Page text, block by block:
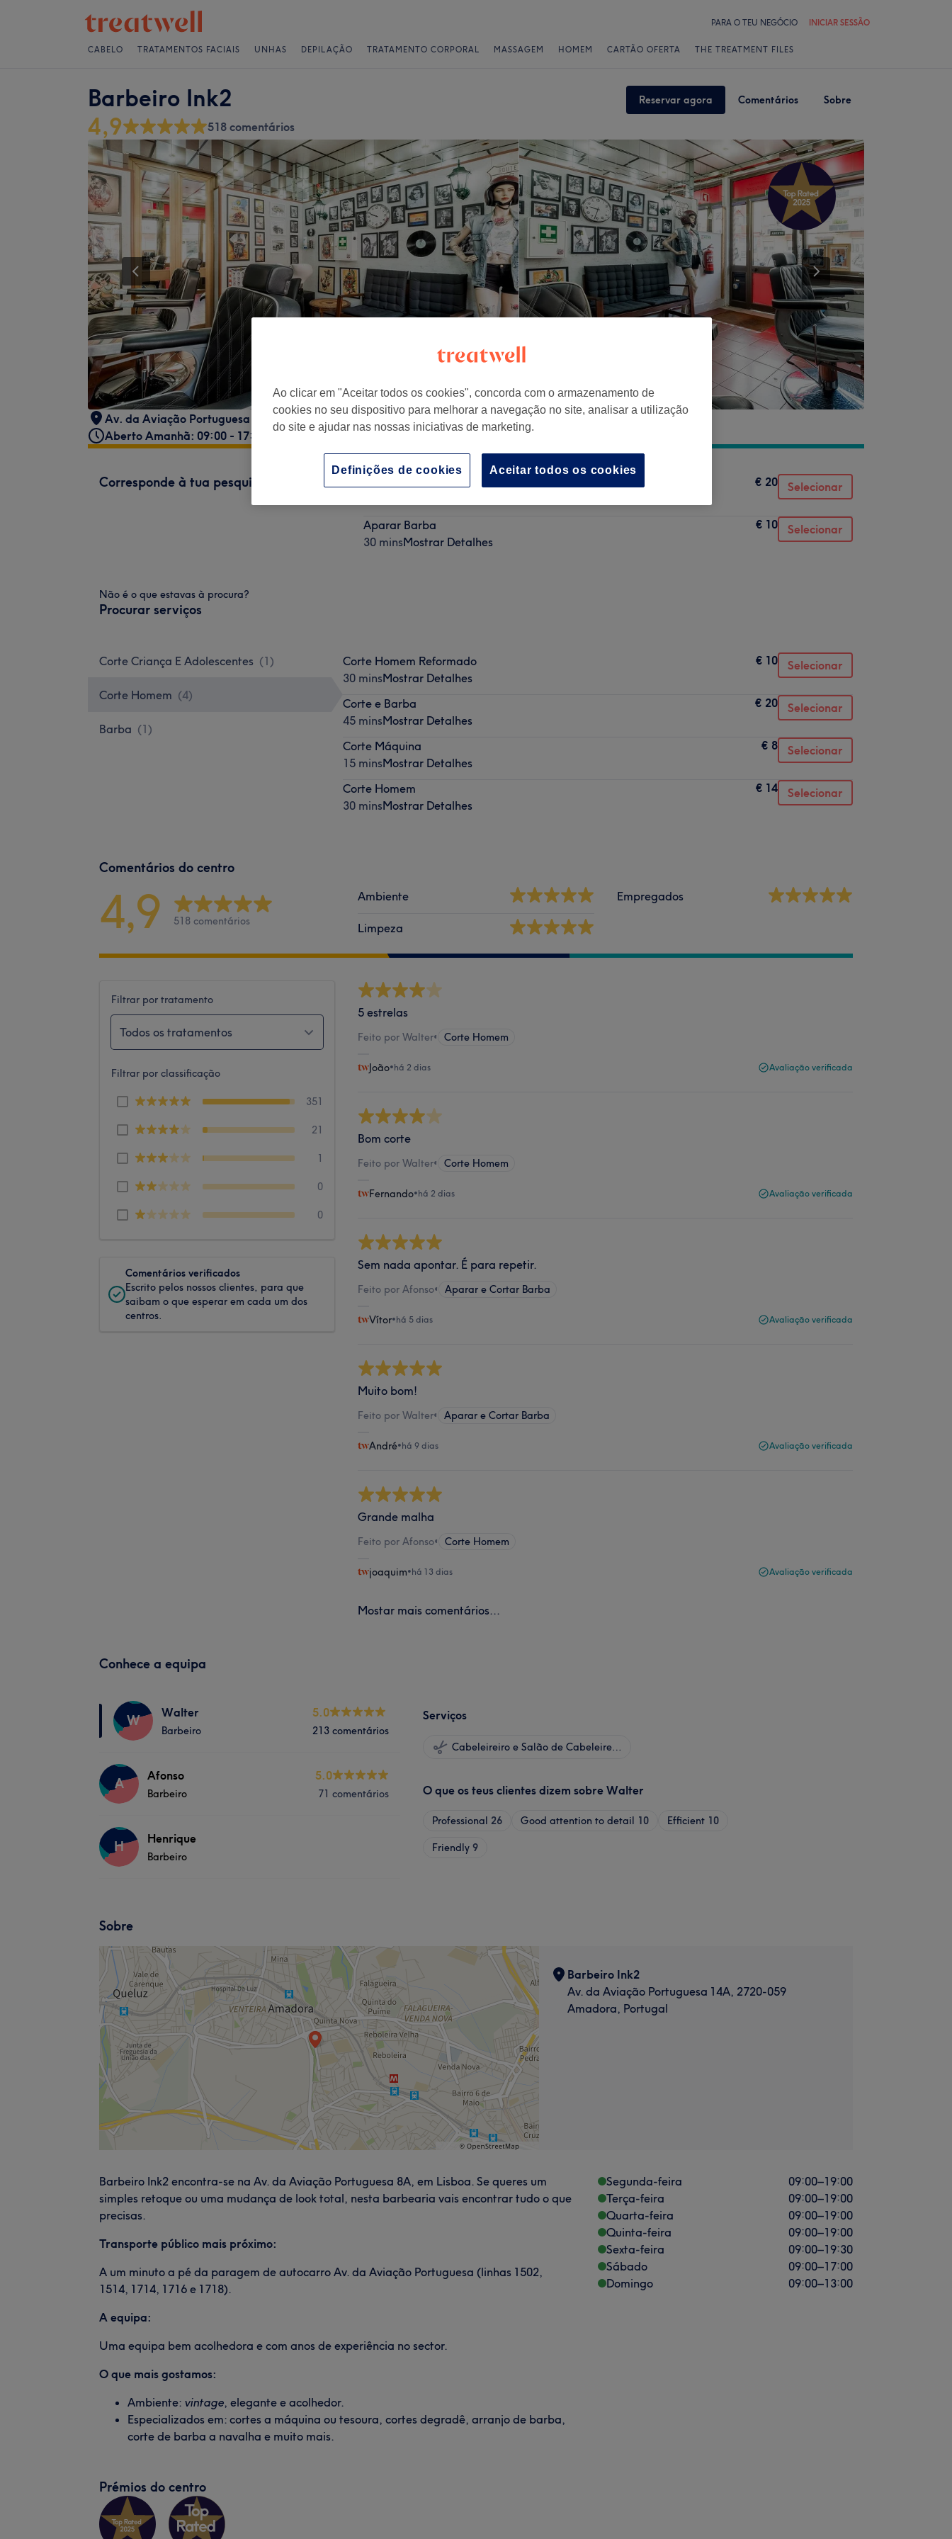
PARA O TEU NEGÓCIO INICIAR SESSÃO
CABELO TRATAMENTOS FACIAIS UNHAS DEPILAÇÃO TRATAMENTO CORPORAL MASSAGEM HOMEM CARTÃO OFERTA THE TREATMENT FILES
Barbeiro Ink2 Reservar agora Comentários Sobre
4,9 518 comentários
Av. da Aviação Portuguesa 14A, 2720-059 Amadora, Portugal
Aberto Amanhã: 09:00 - 17:00
Corresponde à tua pesquisa € 20 Selecionar
Aparar Barba
30 minsMostrar Detalhes
€ 10 Selecionar
Não é o que estavas à procura?
Procurar serviços
Corte Criança E Adolescentes (1)
Corte Homem (4)
Barba (1)
Corte Homem Reformado
30 minsMostrar Detalhes
€ 10 Selecionar
Corte e Barba
45 minsMostrar Detalhes
€ 20 Selecionar
Corte Máquina
15 minsMostrar Detalhes
€ 8 Selecionar
Corte Homem
30 minsMostrar Detalhes
€ 14 Selecionar
Comentários do centro
4,9 518 comentários
Ambiente
Limpeza
Empregados
Filtrar por tratamento
Todos os tratamentos
Filtrar por classificação
351
21
1
0
0
Comentários verificados
Escrito pelos nossos clientes, para que
saibam o que esperar em cada um dos
centros.
5 estrelas
Feito por Walter• Corte Homem
João•há 2 dias Avaliação verificada
Bom corte
Feito por Walter• Corte Homem
Fernando•há 2 dias Avaliação verificada
Sem nada apontar. É para repetir.
Feito por Afonso• Aparar e Cortar Barba
Vítor•há 5 dias Avaliação verificada
Muito bom!
Feito por Walter• Aparar e Cortar Barba
André•há 9 dias Avaliação verificada
Grande malha
Feito por Afonso• Corte Homem
joaquim•há 13 dias Avaliação verificada
Mostar mais comentários...
Conhece a equipa
W Walter
Barbeiro
5.0
213 comentários
A Afonso
Barbeiro
5.0
71 comentários
H Henrique
Barbeiro
Serviços
Cabeleireiro e Salão de Cabeleireiro
O que os teus clientes dizem sobre Walter
Professional 26 Good attention to detail 10 Efficient 10
Friendly 9
Sobre
Barbeiro Ink2
Av. da Aviação Portuguesa 14A, 2720-059
Amadora, Portugal
Barbeiro Ink2 encontra-se na Av. da Aviação Portuguesa 8A, em Lisboa. Se queres um
simples retoque ou uma mudança de look total, nesta barbearia vais encontrar tudo o que
precisas.
Transporte público mais próximo:
A um minuto a pé da paragem de autocarro Av. da Aviação Portuguesa (linhas 1502,
1514, 1714, 1716 e 1718).
A equipa:
Uma equipa bem acolhedora e com anos de experiência no sector.
O que mais gostamos:
Ambiente: vintage, elegante e acolhedor.
Especializados em: cortes a máquina ou tesoura, cortes degradê, arranjo de barba,
corte de barba a navalha e muito mais.
Segunda-feira 09:00–19:00
Terça-feira
09:00–19:00
Quarta-feira
09:00–19:00
Quinta-feira
09:00–19:00
Sexta-feira
09:00–19:30
Sábado
09:00–17:00
Domingo
09:00–13:00
Prémios do centro
Ao clicar em "Aceitar todos os cookies", concorda com o armazenamento de
cookies no seu dispositivo para melhorar a navegação no site, analisar a utilização
do site e ajudar nas nossas iniciativas de marketing.
Aceitar todos os cookies
Definições de cookies